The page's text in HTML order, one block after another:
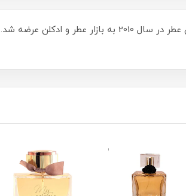
عطر ادکلن ویکتوریا سکرت بامب شل جانوین – johnwin Victoria Secret Bombshell عطری خنک و شیرین است . این عطر در سال 2010 به بازار عطر و ادکلن عرضه شد.